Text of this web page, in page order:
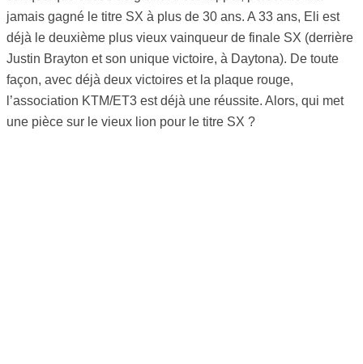
jamais gagné le titre SX à plus de 30 ans. A 33 ans, Eli est
déjà le deuxième plus vieux vainqueur de finale SX (derrière
Justin Brayton et son unique victoire, à Daytona). De toute
façon, avec déjà deux victoires et la plaque rouge,
l’association KTM/ET3 est déjà une réussite. Alors, qui met
une pièce sur le vieux lion pour le titre SX ?